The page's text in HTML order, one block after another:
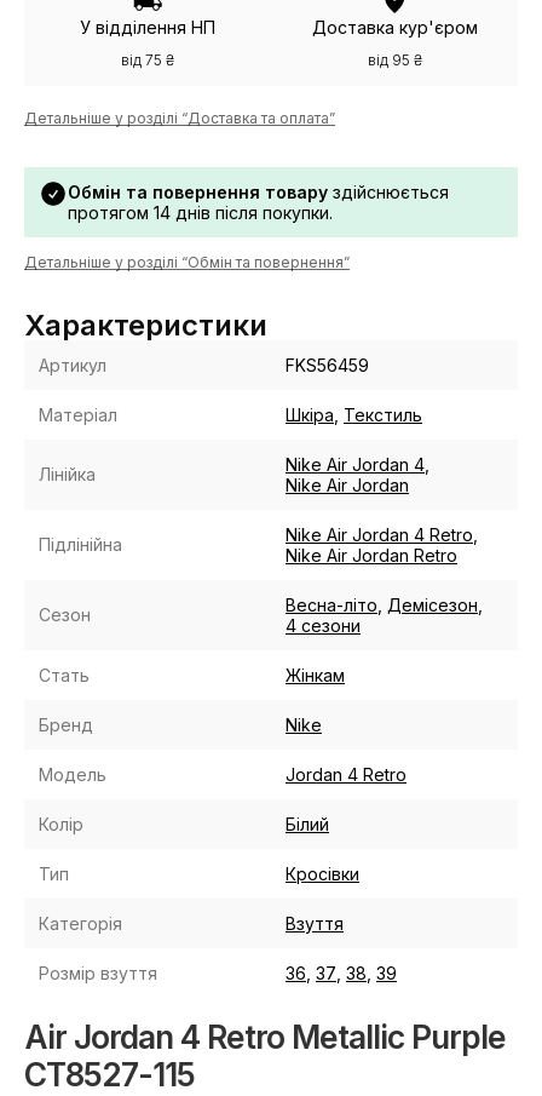
У відділення НП
від 75 ₴
Доставка кур'єром
від 95 ₴
Детальніше у розділі “Доставка та оплата”
Обмін та повернення товару здійснюється
протягом 14 днів після покупки.
Детальніше у розділі “Обмін та повернення”
Характеристики
Артикул FKS56459
Матеріал Шкіра Текстиль
Лінійка Nike Air Jordan 4
Nike Air Jordan
Підлінійна Nike Air Jordan 4 Retro
Nike Air Jordan Retro
Сезон Весна-літо Демісезон
4 сезони
Стать Жінкам
Бренд Nike
Модель Jordan 4 Retro
Колір Білий
Тип Кросівки
Категорія Взуття
Розмір взуття 36 37 38 39
Air Jordan 4 Retro Metallic Purple
CT8527-115